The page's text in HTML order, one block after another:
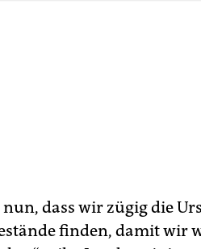
nun, dass wir zügig die
finden, damit wir